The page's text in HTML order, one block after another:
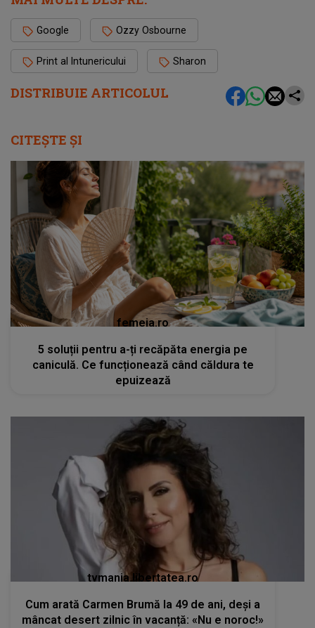
DISTRIBUIE ARTICOLUL
Google Ozzy Osbourne
Print al Intunericului Sharon
CITEȘTE ȘI
femeia.ro
5 soluții pentru a-ți recăpăta energia pe
caniculă. Ce funcționează când căldura te
epuizează
tvmania.libertatea.ro
Cum arată Carmen Brumă la 49 de ani, deși a
mâncat desert zilnic în vacanță: «Nu e noroc!»